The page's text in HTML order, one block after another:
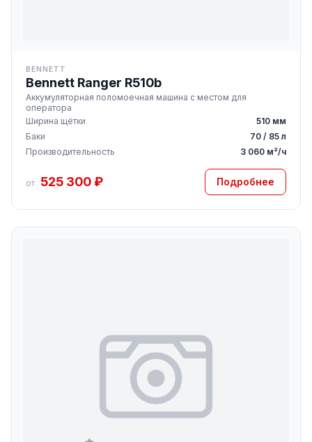
BENNETT
Bennett Ranger R510b
Аккумуляторная поломоечная машина с местом для
оператора
Ширина щётки
510 мм
Баки
70 / 85 л
Производительность
3 060 м²/ч
от 525 300 ₽ Подробнее